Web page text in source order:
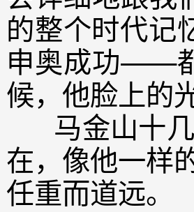
的整个时代记
申奥成功——
候，他脸上的
马金山十几
在，像他一样
任重而道远。